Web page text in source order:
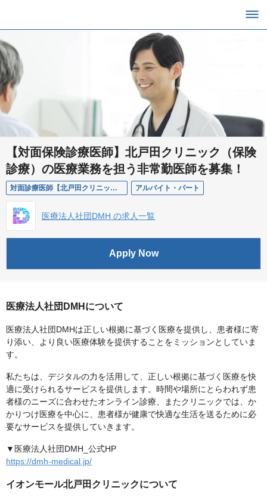
【対面保険診療医師】北戸田クリニック（保険
診療）の医療業務を担う非常勤医師を募集！
対面診療医師【北戸田クリニック/非常勤医師】 アルバイト・パート
医療法人社団DMH の求人一覧
Apply Now
医療法人社団DMHについて
医療法人社団DMHは正しい根拠に基づく医療を提供し、患者様に寄
り添い、より良い医療体験を提供することをミッションとしていま
す。
私たちは、デジタルの力を活用して、正しい根拠に基づく医療を快
適に受けられるサービスを提供します。時間や場所にとらわれず患
者様のニーズに合わせたオンライン診療、またクリニックでは、か
かりつけ医療を中心に、患者様が健康で快適な生活を送るために必
要なサービスを提供していきます。
▼医療法人社団DMH_公式HP
https://dmh-medical.jp/
イオンモール北戸田クリニックについて